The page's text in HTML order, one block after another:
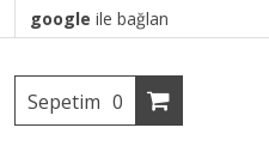
google ile bağlan
Sepetim 0